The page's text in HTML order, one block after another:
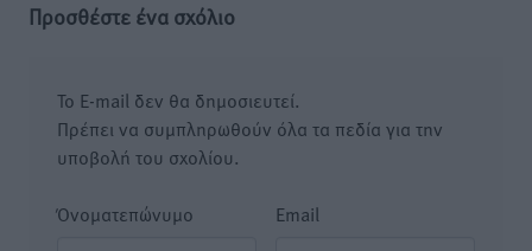
Προσθέστε ένα σχόλιο
Το E-mail δεν θα δημοσιευτεί.
Πρέπει να συμπληρωθούν όλα τα πεδία για την
υποβολή του σχολίου.
Όνοματεπώνυμο Email